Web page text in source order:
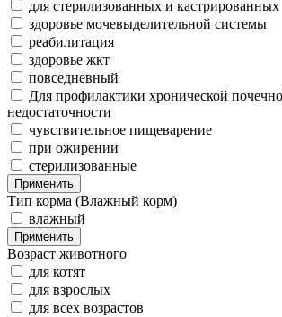
для стерилизованных и кастрированных
здоровье мочевыделительной системы
реабилитация
здоровье жкт
повседневный
Для профилактики хронической
недостаточности
чувствительное пищеварение
при ожирении
стерилизованные
Применить
Тип корма (Влажный корм)
влажный
Применить
Возраст животного
для котят
для взрослых
для всех возрастов